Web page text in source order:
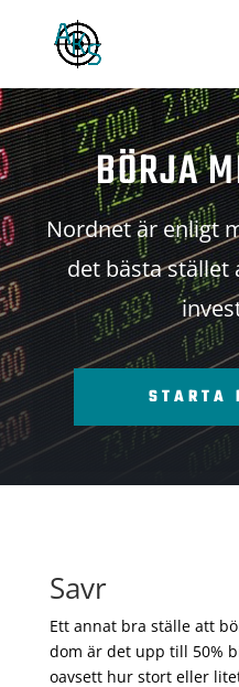
BÖRJA
Nordnet är enligt
det bästa stället
STARTA
Savr
Ett annat bra ställe att
dom är det upp till 50%
oavsett hur stort eller